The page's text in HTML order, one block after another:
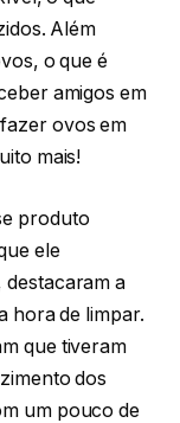
Além
o que é
amigos em
ovos em
mais!
produto
ele
a
hora de limpar.
que tiveram
dos
um pouco de